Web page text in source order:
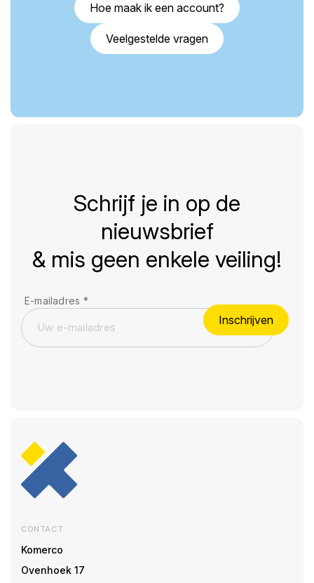
Hoe maak ik een account?
Veelgestelde vragen
Schrijf je in op de
nieuwsbrief
& mis geen enkele veiling!
E-mailadres *
Inschrijven
CONTACT
Komerco
Ovenhoek 17